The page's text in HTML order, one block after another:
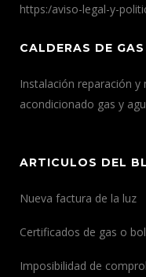
https:/aviso-legal-y-
CALDERAS DE
Instalación reparación
acondicionado gas y
ARTICULOS DEL
Nueva factura de la luz
Certificados de gas o
Imposibilidad de